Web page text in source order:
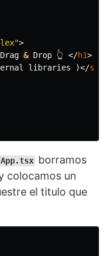
>
& Drop 👆 </h1>
libraries )</
borramos
colocamos un
el titulo que